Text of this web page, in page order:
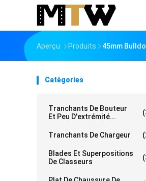
Aperçu Produits 45mm
Catégories
Tranchants De Bouteur
Et Peu D'extrémité...
Tranchants De Chargeur
Blades Et Superpositions
De Classeurs